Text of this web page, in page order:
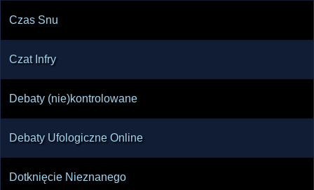
Czas Snu
Czat Infry
Debaty (nie)kontrolowane
Debaty Ufologiczne Online
Dotknięcie Nieznanego